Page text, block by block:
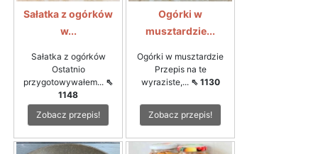
Sałatka z ogórków
w...
Sałatka z ogórków
Ostatnio
przygotowywałem... ⇖
1148
Zobacz przepis!
Ogórki w
musztardzie...
Ogórki w musztardzie
Przepis na te
wyraziste,... ⇖ 1130
Zobacz przepis!